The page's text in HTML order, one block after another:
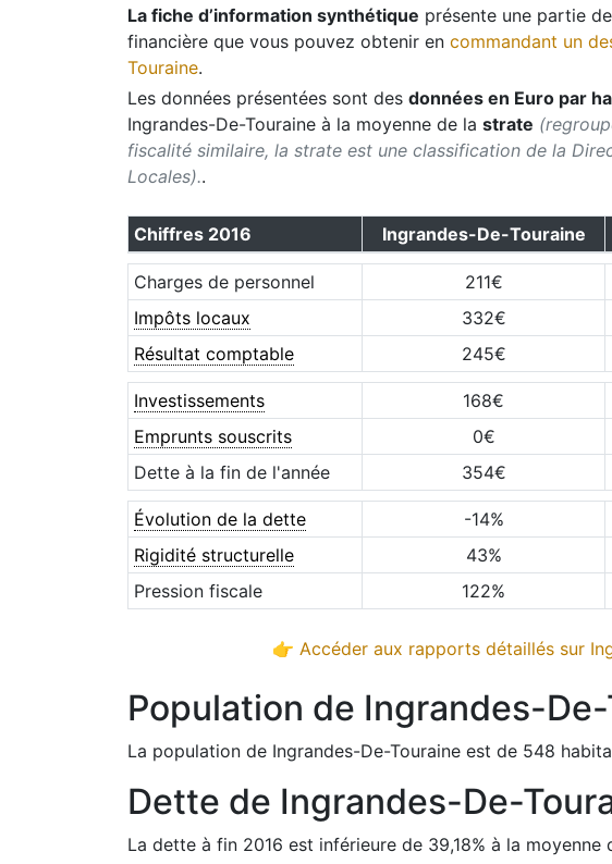
La fiche d’information synthétique présente une partie
financière que vous pouvez obtenir en commandant un
Touraine.
Les données présentées sont des données en Euro par
Ingrandes-De-Touraine à la moyenne de la strate
fiscalité similaire, la strate est une classification de la
Locales)..
Chiffres 2016 Ingrandes-De-Touraine
Charges de personnel 211€
Impôts locaux
332€
Résultat comptable
245€
Investissements 168€
Emprunts souscrits
0€
Dette à la fin de l'année
354€
Évolution de la dette -14%
Rigidité structurelle
43%
Pression fiscale
122%
👉 Accéder aux rapports détaillés sur
Population de Ingrandes-
La population de Ingrandes-De-Touraine est de 548
Dette de Ingrandes-De-
La dette à fin 2016 est inférieure de 39,18% à la moyenne